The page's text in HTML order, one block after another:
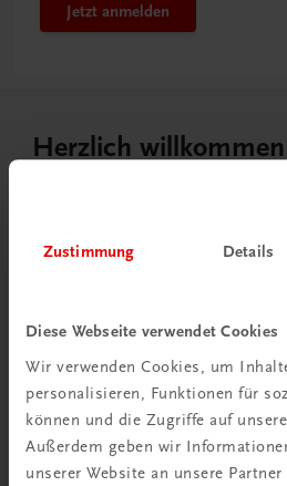
Zustimmung Details
Diese Webseite verwendet Cookies
Wir verwenden Cookies, um
personalisieren, Funktionen für
können und die Zugriffe auf
Außerdem geben wir
unserer Website an unsere
Jetzt anmelden
Herzlich
Wir sind ein österreichisches
Begeisterung für
mehr erfahren